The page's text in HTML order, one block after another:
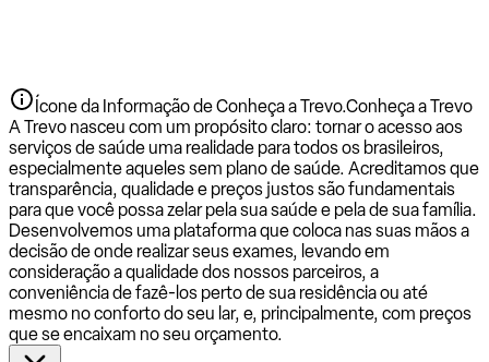
Ícone da Informação de Conheça a Trevo.Conheça a Trevo
A Trevo nasceu com um propósito claro: tornar o acesso aos
serviços de saúde uma realidade para todos os brasileiros,
especialmente aqueles sem plano de saúde. Acreditamos que
transparência, qualidade e preços justos são fundamentais
para que você possa zelar pela sua saúde e pela de sua família.
Desenvolvemos uma plataforma que coloca nas suas mãos a
decisão de onde realizar seus exames, levando em
consideração a qualidade dos nossos parceiros, a
conveniência de fazê-los perto de sua residência ou até
mesmo no conforto do seu lar, e, principalmente, com preços
que se encaixam no seu orçamento.